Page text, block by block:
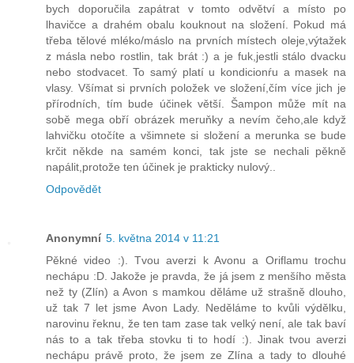
bych doporučila zapátrat v tomto odvětví a místo po
lhavičce a drahém obalu kouknout na složení. Pokud má
třeba tělové mléko/máslo na prvních místech oleje,výtažek
z másla nebo rostlin, tak brát :) a je fuk,jestli stálo dvacku
nebo stodvacet. To samý platí u kondicionŕu a masek na
vlasy. Všímat si prvních položek ve složení,čím více jich je
přírodních, tím bude účinek větší. Šampon může mít na
sobě mega obří obrázek meruňky a nevím čeho,ale když
lahvičku otočíte a všimnete si složení a merunka se bude
krčit někde na samém konci, tak jste se nechali pěkně
napálit,protože ten účinek je prakticky nulový..
Odpovědět
Anonymní 5. května 2014 v 11:21
Pěkné video :). Tvou averzi k Avonu a Oriflamu trochu
nechápu :D. Jakože je pravda, že já jsem z menšího města
než ty (Zlín) a Avon s mamkou děláme už strašně dlouho,
už tak 7 let jsme Avon Lady. Neděláme to kvůli výdělku,
narovinu řeknu, že ten tam zase tak velký není, ale tak baví
nás to a tak třeba stovku ti to hodí :). Jinak tvou averzi
nechápu právě proto, že jsem ze Zlína a tady to dlouhé